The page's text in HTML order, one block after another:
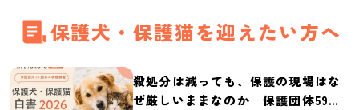
保護犬・保護猫を迎えたい方へ
殺処分は減っても、保護の現場はな
ぜ厳しいままなのか｜保護団体59団